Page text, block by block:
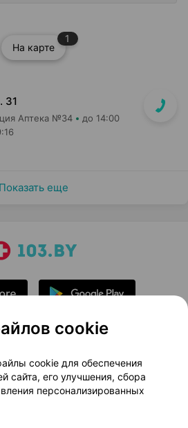
На карте
1
31
Аптека №34 до 14:00
Показать еще
Новости проекта
Медицинский маркетинг
договор
Доставка
cookie
cookie для обеспечения
сайта, его улучшения, сбора
персонализированных